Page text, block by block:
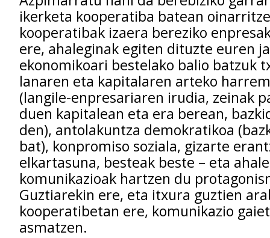
ikerketa kooperatiba batean
kooperatibak izaera bereziko
ere, ahaleginak egiten dituzte euren
ekonomikoari bestelako balio batzuk
lanaren eta kapitalaren arteko
(langile-enpresariaren irudia, zeinak
duen kapitalean eta era berean,
den), antolakuntza demokratikoa
bat), konpromiso soziala, gizarte
elkartasuna, besteak beste – eta
komunikazioak hartzen du
Guztiarekin ere, eta itxura guztien
kooperatibetan ere, komunikazio
asmatzen.